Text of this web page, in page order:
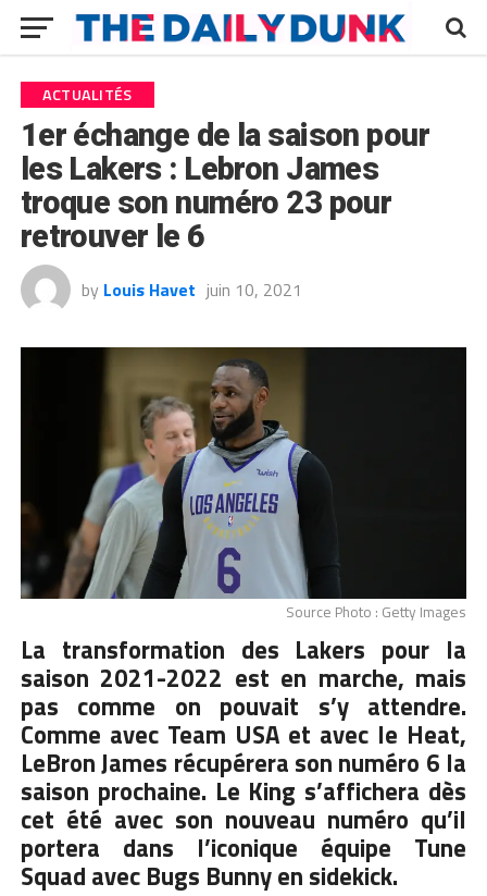
ACTUALITÉS
1er échange de la saison pour
les Lakers : Lebron James
troque son numéro 23 pour
retrouver le 6
by Louis Havet juin 10, 2021
Source Photo : Getty Images
La transformation des Lakers pour la
saison 2021-2022 est en marche, mais
pas comme on pouvait s’y attendre.
Comme avec Team USA et avec le Heat,
LeBron James récupérera son numéro 6 la
saison prochaine. Le King s’affichera dès
cet été avec son nouveau numéro qu’il
portera dans l’iconique équipe Tune
Squad avec Bugs Bunny en sidekick.